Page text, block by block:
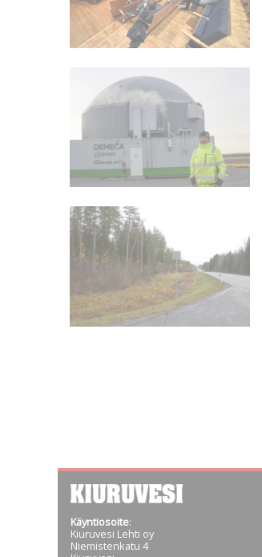
Käyntiosoite:
Kiuruvesi Lehti oy
Niemistenkatu 4